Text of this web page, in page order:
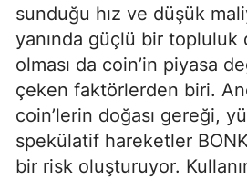
sunduğu hız ve düşük
yanında güçlü bir topluluk
olması da coin’in piyasa
çeken faktörlerden biri.
coin’lerin doğası gereği,
spekülatif hareketler
bir risk oluşturuyor.